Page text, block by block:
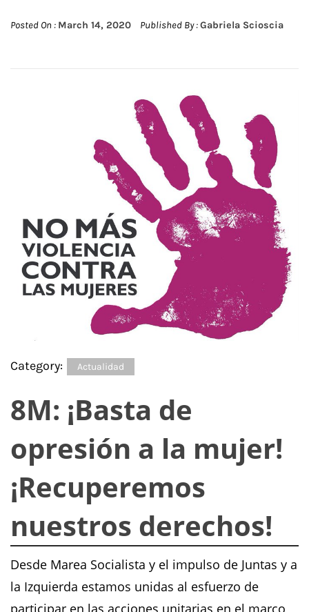
Posted On : March 14, 2020 Published By :Gabriela Scioscia
Category: Actualidad
8M: ¡Basta de
opresión a la mujer!
¡Recuperemos
nuestros derechos!
Desde Marea Socialista y el impulso de Juntas y a
la Izquierda estamos unidas al esfuerzo de